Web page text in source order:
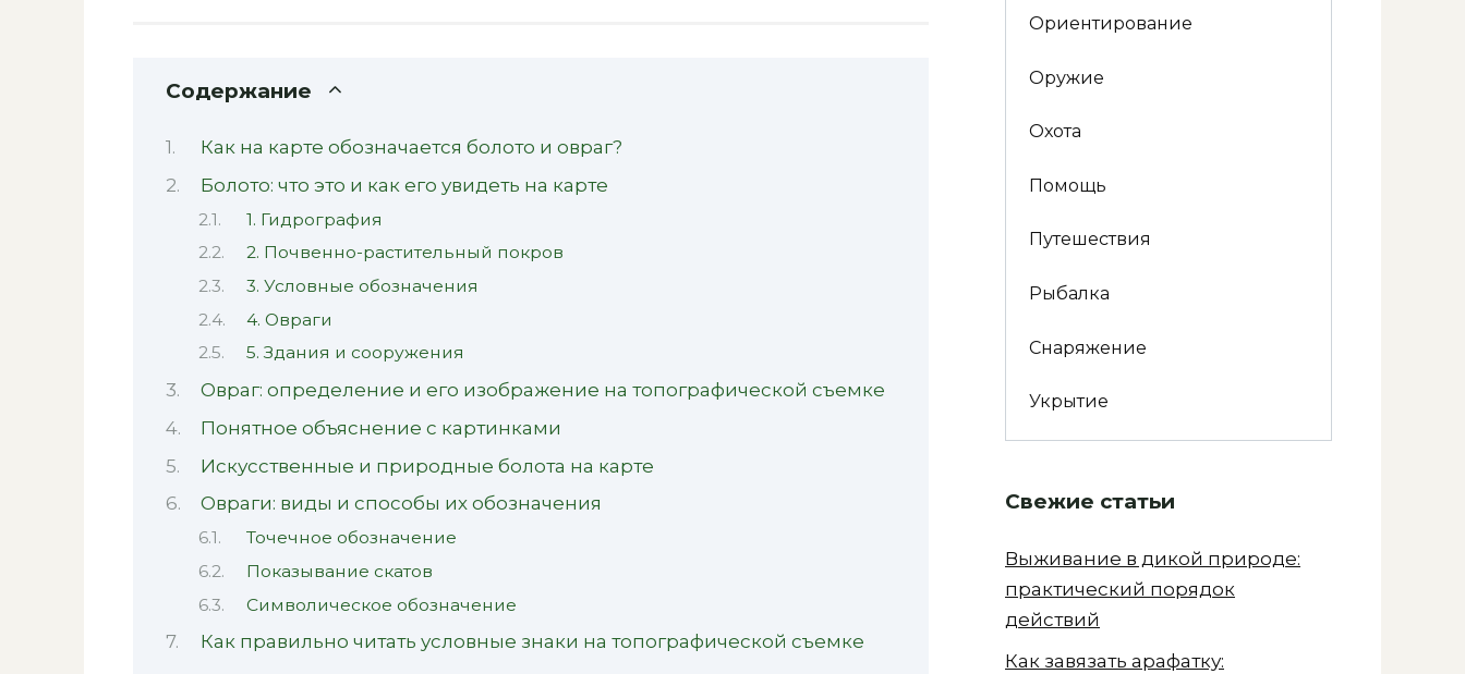
Содержание
Как на карте обозначается болото и овраг?
Болото: что это и как его увидеть на карте
1. Гидрография
2. Почвенно-растительный покров
3. Условные обозначения
4. Овраги
5. Здания и сооружения
Овраг: определение и его изображение на топографической съемке
Понятное объяснение с картинками
Искусственные и природные болота на карте
Овраги: виды и способы их обозначения
Точечное обозначение
Показывание скатов
Символическое обозначение
Как правильно читать условные знаки на топографической съемке
Ориентирование
Оружие
Охота
Помощь
Путешествия
Рыбалка
Снаряжение
Укрытие
Свежие статьи
Выживание в дикой природе:
практический порядок
действий
Как завязать арафатку: